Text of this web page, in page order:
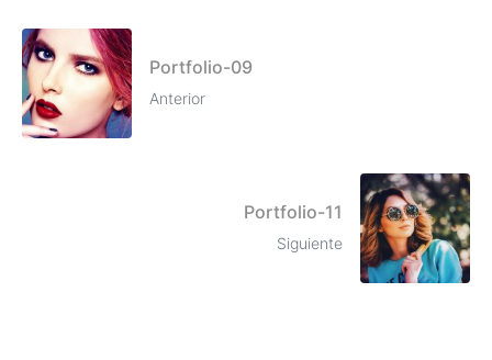
Portfolio-09
Anterior
Portfolio-11
Siguiente